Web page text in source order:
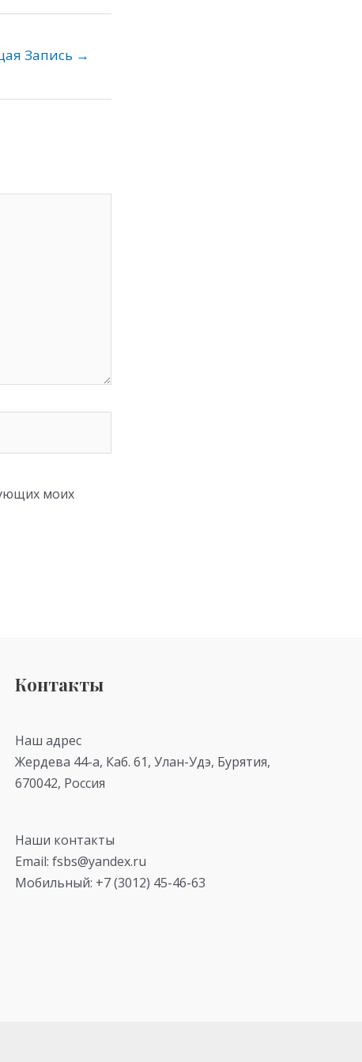
Запись →
моих
Контакты
Наш адрес
Жердева 44-а, Каб. 61, Улан-Удэ, Бурятия,
670042, Россия
Наши контакты
Email: fsbs@yandex.ru
Мобильный: +7 (3012) 45-46-63